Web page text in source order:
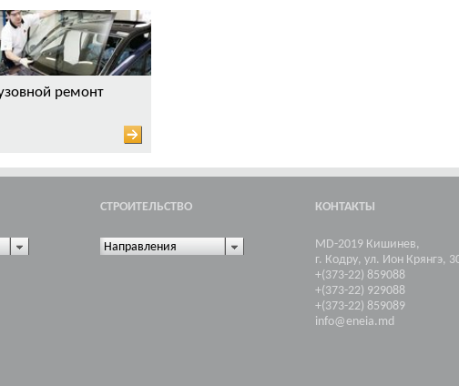
ремонт
CТРОИТЕЛЬСТВО
Направления
КОНТАКТЫ
MD-2019 Кишинев,
г. Кодру, ул. Ион Крянгэ,
+(373-22) 859088
+(373-22) 929088
+(373-22) 859089
info@eneia.md